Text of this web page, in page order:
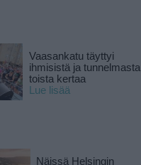
Vaasankatu täyttyi
ihmisistä ja tunnelmasta
toista kertaa
Lue lisää
Näissä Helsingin